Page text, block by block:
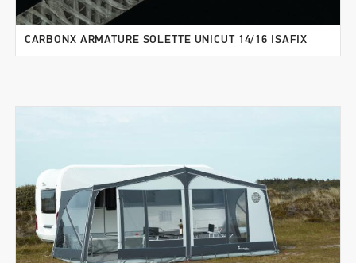
CARBONX ARMATURE SOLETTE UNICUT 14/16 ISAFIX